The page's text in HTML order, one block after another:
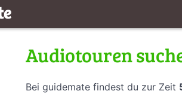
Audiotouren
Bei guidemate findest du zur Zeit